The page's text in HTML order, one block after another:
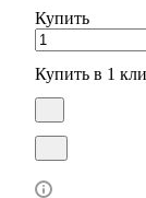
Купить
Купить в 1